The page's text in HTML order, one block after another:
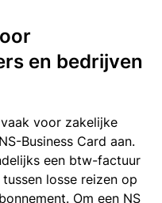
en bedrijven
voor zakelijke
Business Card aan.
een btw-factuur
losse reizen op
Om een NS